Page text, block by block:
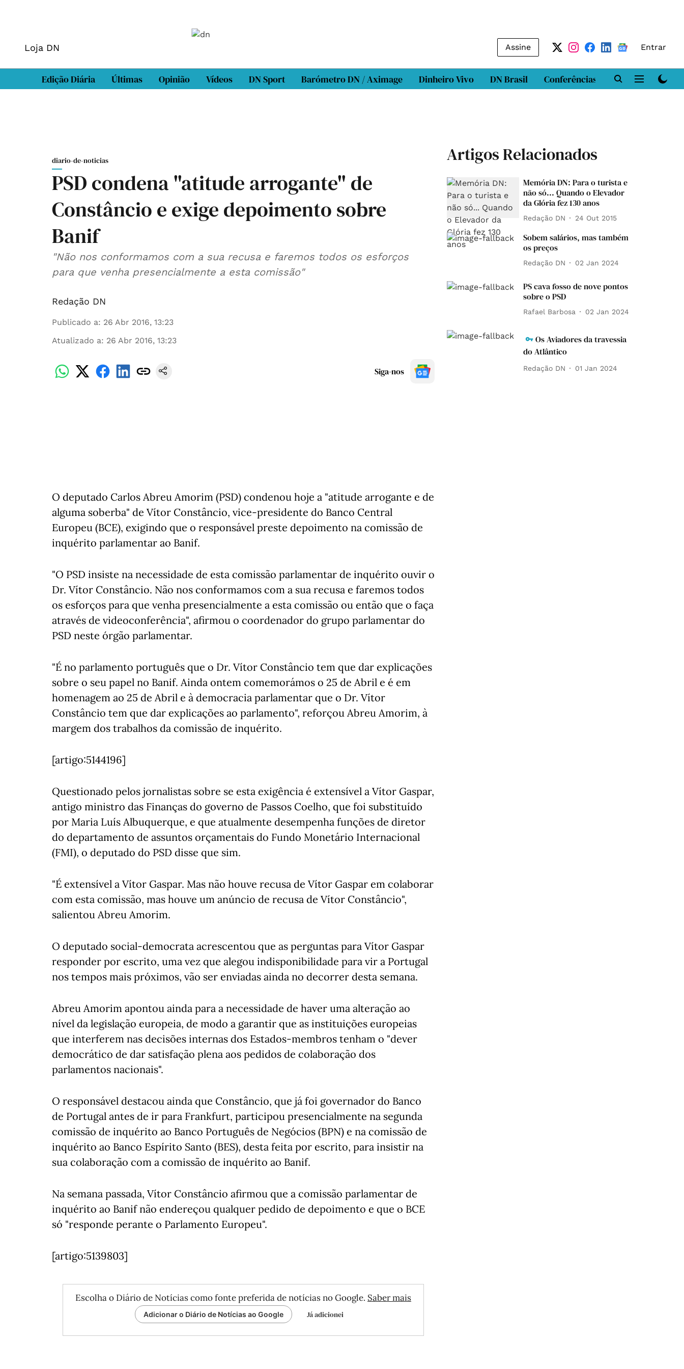
Loja DN Assine Entrar
Edição Diária Últimas Opinião Vídeos DN Sport Barómetro DN / Aximage Dinheiro Vivo DN Brasil Conferências DN LAB
diario-de-noticias
PSD condena "atitude arrogante" de
Constâncio e exige depoimento sobre
Banif
"Não nos conformamos com a sua recusa e faremos todos os esforços
para que venha presencialmente a esta comissão"
Redação DN
Publicado a: 26 Abr 2016, 13:23
Atualizado a: 26 Abr 2016, 13:23
Siga-nos
O deputado Carlos Abreu Amorim (PSD) condenou hoje a "atitude arrogante e de
alguma soberba" de Vítor Constâncio, vice-presidente do Banco Central
Europeu (BCE), exigindo que o responsável preste depoimento na comissão de
inquérito parlamentar ao Banif.
"O PSD insiste na necessidade de esta comissão parlamentar de inquérito ouvir o
Dr. Vítor Constâncio. Não nos conformamos com a sua recusa e faremos todos
os esforços para que venha presencialmente a esta comissão ou então que o faça
através de videoconferência", afirmou o coordenador do grupo parlamentar do
PSD neste órgão parlamentar.
"É no parlamento português que o Dr. Vítor Constâncio tem que dar explicações
sobre o seu papel no Banif. Ainda ontem comemorámos o 25 de Abril e é em
homenagem ao 25 de Abril e à democracia parlamentar que o Dr. Vítor
Constâncio tem que dar explicações ao parlamento", reforçou Abreu Amorim, à
margem dos trabalhos da comissão de inquérito.
[artigo:5144196]
Questionado pelos jornalistas sobre se esta exigência é extensível a Vítor Gaspar,
antigo ministro das Finanças do governo de Passos Coelho, que foi substituído
por Maria Luís Albuquerque, e que atualmente desempenha funções de diretor
do departamento de assuntos orçamentais do Fundo Monetário Internacional
(FMI), o deputado do PSD disse que sim.
"É extensível a Vítor Gaspar. Mas não houve recusa de Vítor Gaspar em colaborar
com esta comissão, mas houve um anúncio de recusa de Vítor Constâncio",
salientou Abreu Amorim.
O deputado social-democrata acrescentou que as perguntas para Vítor Gaspar
responder por escrito, uma vez que alegou indisponibilidade para vir a Portugal
nos tempos mais próximos, vão ser enviadas ainda no decorrer desta semana.
Abreu Amorim apontou ainda para a necessidade de haver uma alteração ao
nível da legislação europeia, de modo a garantir que as instituições europeias
que interferem nas decisões internas dos Estados-membros tenham o "dever
democrático de dar satisfação plena aos pedidos de colaboração dos
parlamentos nacionais".
O responsável destacou ainda que Constâncio, que já foi governador do Banco
de Portugal antes de ir para Frankfurt, participou presencialmente na segunda
comissão de inquérito ao Banco Português de Negócios (BPN) e na comissão de
inquérito ao Banco Espírito Santo (BES), desta feita por escrito, para insistir na
sua colaboração com a comissão de inquérito ao Banif.
Na semana passada, Vítor Constâncio afirmou que a comissão parlamentar de
inquérito ao Banif não endereçou qualquer pedido de depoimento e que o BCE
só "responde perante o Parlamento Europeu".
[artigo:5139803]
Escolha o Diário de Notícias como fonte preferida de notícias no Google. Saber mais
Adicionar o Diário de Notícias ao Google Já adicionei
Artigos Relacionados
Memória DN: Para o turista e
não só... Quando o Elevador
da Glória fez 130 anos
Redação DN 24 Out 2015
Sobem salários, mas também
os preços
Redação DN 02 Jan 2024
PS cava fosso de nove pontos
sobre o PSD
Rafael Barbosa 02 Jan 2024
Os Aviadores da travessia
do Atlântico
Redação DN 01 Jan 2024